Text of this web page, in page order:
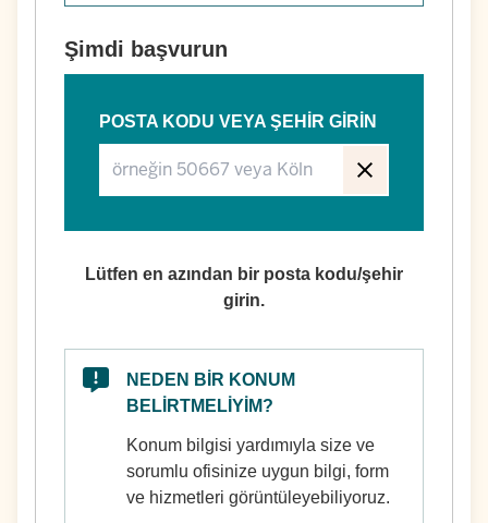
Şimdi başvurun
POSTA KODU VEYA ŞEHIR GIRIN
Lütfen en azından bir posta kodu/şehir
girin.
NEDEN BIR KONUM
BELIRTMELIYIM?
Konum bilgisi yardımıyla size ve
sorumlu ofisinize uygun bilgi, form
ve hizmetleri görüntüleyebiliyoruz.